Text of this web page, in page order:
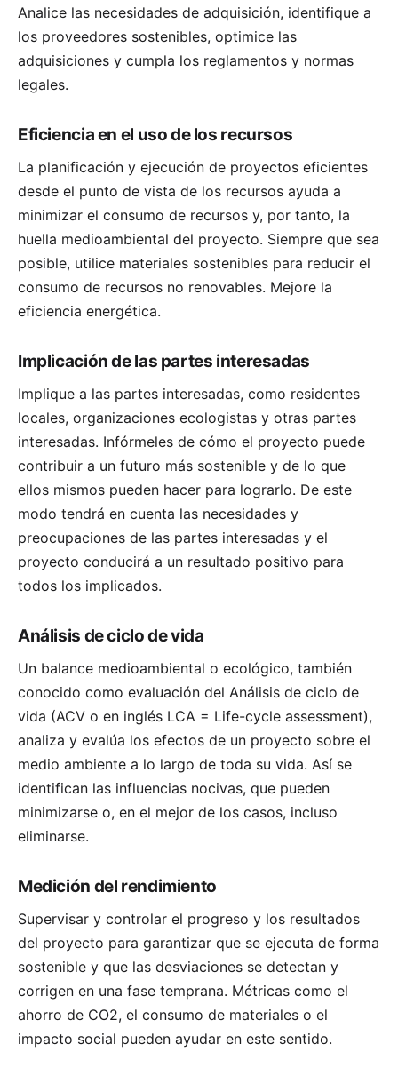
Analice las necesidades de adquisición, identifique a
los proveedores sostenibles, optimice las
adquisiciones y cumpla los reglamentos y normas
legales.
Eficiencia en el uso de los recursos
La planificación y ejecución de proyectos eficientes
desde el punto de vista de los recursos ayuda a
minimizar el consumo de recursos y, por tanto, la
huella medioambiental del proyecto. Siempre que sea
posible, utilice materiales sostenibles para reducir el
consumo de recursos no renovables. Mejore la
eficiencia energética.
Implicación de las partes interesadas
Implique a las partes interesadas, como residentes
locales, organizaciones ecologistas y otras partes
interesadas. Infórmeles de cómo el proyecto puede
contribuir a un futuro más sostenible y de lo que
ellos mismos pueden hacer para lograrlo. De este
modo tendrá en cuenta las necesidades y
preocupaciones de las partes interesadas y el
proyecto conducirá a un resultado positivo para
todos los implicados.
Análisis de ciclo de vida
Un balance medioambiental o ecológico, también
conocido como evaluación del Análisis de ciclo de
vida (ACV o en inglés LCA = Life-cycle assessment),
analiza y evalúa los efectos de un proyecto sobre el
medio ambiente a lo largo de toda su vida. Así se
identifican las influencias nocivas, que pueden
minimizarse o, en el mejor de los casos, incluso
eliminarse.
Medición del rendimiento
Supervisar y controlar el progreso y los resultados
del proyecto para garantizar que se ejecuta de forma
sostenible y que las desviaciones se detectan y
corrigen en una fase temprana. Métricas como el
ahorro de CO2, el consumo de materiales o el
impacto social pueden ayudar en este sentido.